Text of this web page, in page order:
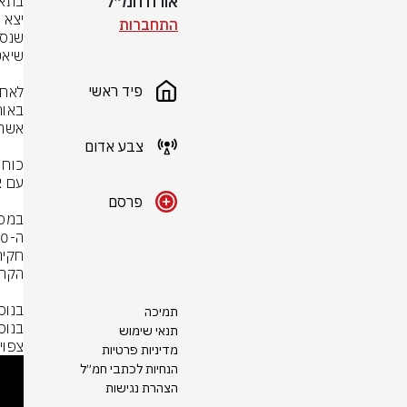
התחברות
פיד ראשי
צבע אדום
פרסם
תמיכה
תנאי שימוש
מדיניות פרטיות
הנחיות לכתבי חמ״ל
הצהרת נגישות